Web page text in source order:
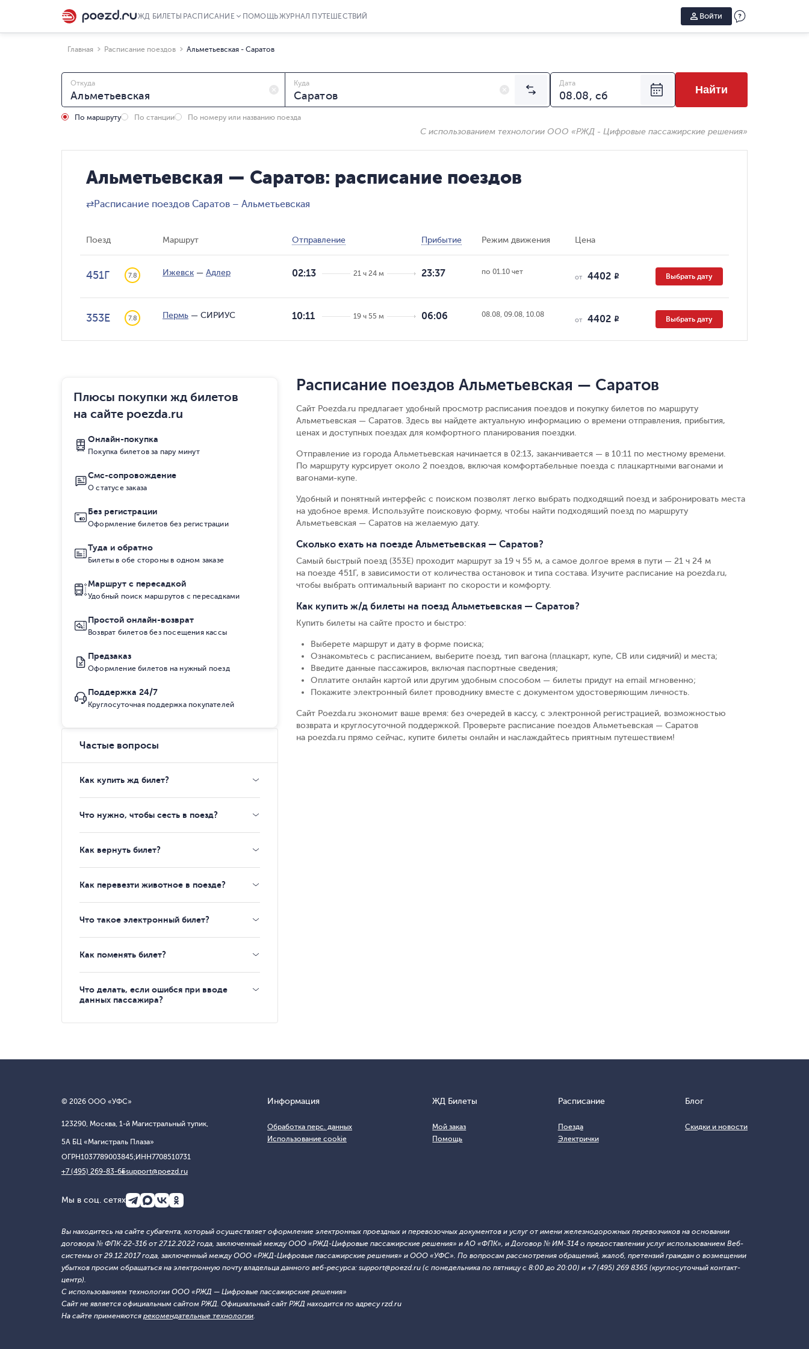
ЖД БИЛЕТЫ РАСПИСАНИЕ ПОМОЩЬЖУРНАЛ ПУТЕШЕСТВИЙ Войти
Главная Расписание поездов Альметьевская - Саратов
Откуда Куда
По маршруту По станции По номеру или названию поезда
Дата
Найти
С использованием технологии ООО «РЖД - Цифровые пассажирские решения»
Альметьевская — Саратов: расписание поездов
⇄Расписание поездов Саратов – Альметьевская
Поезд Маршрут Отправление Прибытие Режим движения Цена
451Г 7.8 Ижевск — Адлер 02:13 21 ч 24 м 23:37 по 01.10 чет
от 4402 R Выбрать дату
353Е 7.8 Пермь — СИРИУС 10:11 19 ч 55 м 06:06 08.08, 09.08, 10.08
от 4402 R Выбрать дату
Расписание поездов Альметьевская — Саратов
Сайт Poezda.ru предлагает удобный просмотр расписания поездов и покупку билетов по маршруту
Альметьевская — Саратов. Здесь вы найдете актуальную информацию о времени отправления, прибытия,
ценах и доступных поездах для комфортного планирования поездки.
Отправление из города Альметьевская начинается в 02:13, заканчивается — в 10:11 по местному времени.
По маршруту курсирует около 2 поездов, включая комфортабельные поезда с плацкартными вагонами и
вагонами-купе.
Удобный и понятный интерфейс с поиском позволят легко выбрать подходящий поезд и забронировать места
на удобное время. Используйте поисковую форму, чтобы найти подходящий поезд по маршруту
Альметьевская — Саратов на желаемую дату.
Сколько ехать на поезде Альметьевская — Саратов?
Самый быстрый поезд (353Е) проходит маршрут за 19 ч 55 м, а самое долгое время в пути — 21 ч 24 м
на поезде 451Г, в зависимости от количества остановок и типа состава. Изучите расписание на poezda.ru,
чтобы выбрать оптимальный вариант по скорости и комфорту.
Как купить ж/д билеты на поезд Альметьевская — Саратов?
Купить билеты на сайте просто и быстро:
Выберете маршрут и дату в форме поиска;
Ознакомьтесь с расписанием, выберите поезд, тип вагона (плацкарт, купе, СВ или сидячий) и места;
Введите данные пассажиров, включая паспортные сведения;
Оплатите онлайн картой или другим удобным способом — билеты придут на email мгновенно;
Покажите электронный билет проводнику вместе с документом удостоверяющим личность.
Сайт Poezda.ru экономит ваше время: без очередей в кассу, с электронной регистрацией, возможностью
возврата и круглосуточной поддержкой. Проверьте расписание поездов Альметьевская — Саратов
на poezda.ru прямо сейчас, купите билеты онлайн и наслаждайтесь приятным путешествием!
Плюсы покупки жд билетов
на сайте poezda.ru
Онлайн-покупка
Покупка билетов за пару минут
Смс-сопровождение
О статусе заказа
Без регистрации
Оформление билетов без регистрации
Туда и обратно
Билеты в обе стороны в одном заказе
Маршрут с пересадкой
Удобный поиск маршрутов с пересадками
Простой онлайн-возврат
Возврат билетов без посещения кассы
Предзаказ
Оформление билетов на нужный поезд
Поддержка 24/7
Круглосуточная поддержка покупателей
Частые вопросы
Как купить жд билет?
Что нужно, чтобы сесть в поезд?
Как вернуть билет?
Как перевезти животное в поезде?
Что такое электронный билет?
Как поменять билет?
Что делать, если ошибся при вводе
данных пассажира?
© 2026 ООО «УФС»
123290, Москва, 1-й Магистральный тупик,
5А БЦ «Магистраль Плаза»
ОГРН1037789003845;ИНН7708510731
+7 (495) 269-83-65support@poezd.ru
Информация
Обработка перс. данных
Использование cookie
ЖД Билеты
Мой заказ
Помощь
Расписание
Поезда
Электрички
Блог
Скидки и новости
Мы в соц. сетях
Вы находитесь на сайте субагента, который осуществляет оформление электронных проездных и перевозочных документов и услуг от имени железнодорожных перевозчиков на основании
договора № ФПК-22-316 от 27.12.2022 года, заключенный между ООО «РЖД-Цифровые пассажирские решения» и АО «ФПК», и Договор № ИМ-314 о предоставлении услуг использованием Веб-
системы от 29.12.2017 года, заключенный между ООО «РЖД-Цифровые пассажирские решения» и ООО «УФС». По вопросам рассмотрения обращений, жалоб, претензий граждан о возмещении
убытков просим обращаться на электронную почту владельца данного веб-ресурса: support@poezd.ru (с понедельника по пятницу с 8:00 до 20:00) и +7 (495) 269 8365 (круглосуточный контакт-
центр).
С использованием технологии ООО «РЖД — Цифровые пассажирские решения»
Сайт не является официальным сайтом РЖД. Официальный сайт РЖД находится по адресу rzd.ru
На сайте применяются рекомендательные технологии.